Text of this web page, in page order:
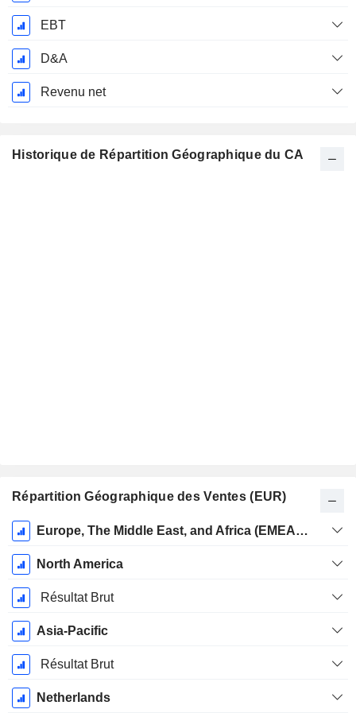
EBT
D&A
Revenu net
Historique de Répartition Géographique du CA
Répartition Géographique des Ventes (EUR)
Période
Fiscale:
Décembre
Europe, The Middle East, and Africa (EMEA) Excluding Netherlands
North America
Résultat Brut
Asia-Pacific
Résultat Brut
Netherlands